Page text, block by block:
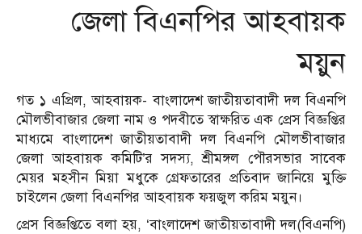
জেলা বিএনপির আহবায়ক
ময়ুন
গত ১ এপ্রিল, আহবায়ক- বাংলাদেশ জাতীয়তাবাদী দল বিএনপি
মৌলভীবাজার জেলা নাম ও পদবীতে স্বাক্ষরিত এক প্রেস বিজ্ঞপ্তির
মাধ্যমে বাংলাদেশ জাতীয়তাবাদী দল বিএনপি মৌলভীবাজার
জেলা আহবায়ক কমিটি’র সদস্য, শ্রীমঙ্গল পৌরসভার সাবেক
মেয়র মহসীন মিয়া মধুকে গ্রেফতারের প্রতিবাদ জানিয়ে মুক্তি
চাইলেন জেলা বিএনপির আহবায়ক ফয়জুল করিম ময়ুন।
প্রেস বিজ্ঞপ্তিতে বলা হয়, ‘বাংলাদেশ জাতীয়তাবাদী দল(বিএনপি)